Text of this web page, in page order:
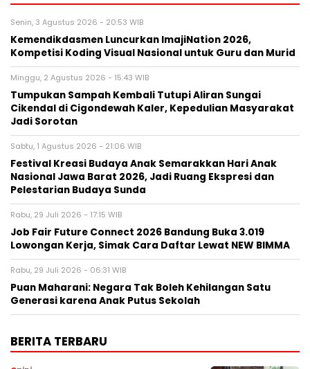
Senin, 3 Agustus 2026 - 20:53 WIB
Kemendikdasmen Luncurkan ImajiNation 2026,
Kompetisi Koding Visual Nasional untuk Guru dan Murid
Minggu, 2 Agustus 2026 - 15:43 WIB
Tumpukan Sampah Kembali Tutupi Aliran Sungai
Cikendal di Cigondewah Kaler, Kepedulian Masyarakat
Jadi Sorotan
Sabtu, 1 Agustus 2026 - 21:06 WIB
Festival Kreasi Budaya Anak Semarakkan Hari Anak
Nasional Jawa Barat 2026, Jadi Ruang Ekspresi dan
Pelestarian Budaya Sunda
Rabu, 29 Juli 2026 - 17:15 WIB
Job Fair Future Connect 2026 Bandung Buka 3.019
Lowongan Kerja, Simak Cara Daftar Lewat NEW BIMMA
Rabu, 29 Juli 2026 - 06:31 WIB
Puan Maharani: Negara Tak Boleh Kehilangan Satu
Generasi karena Anak Putus Sekolah
BERITA TERBARU